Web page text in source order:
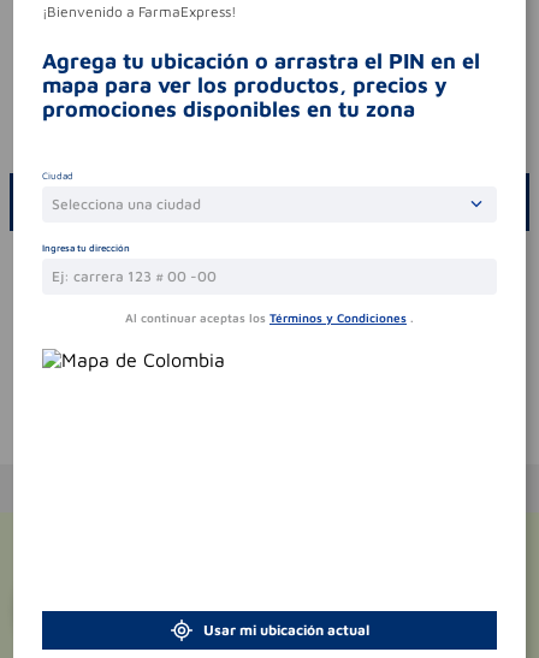
contraindicaciones. si los síntomas persisten.
síntomas .
contraindicaciones .
ESCRIBE UN COMENTARIO
Por favor, inicie sesión para escribir un comentario
exclusivas!
¡Bienvenido a FarmaExpress!
Agrega tu ubicación o arrastra el PIN en el
mapa para ver los productos, precios y
promociones disponibles en tu zona
Ciudad
Selecciona una ciudad
Ingresa tu dirección
Al continuar aceptas los Términos y Condiciones .
Usar mi ubicación actual